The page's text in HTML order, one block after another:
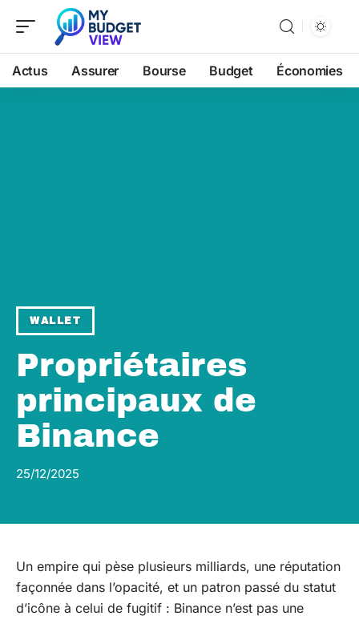
Actus Assurer Bourse Budget Économies
WALLET
Propriétaires
principaux de
Binance
25/12/2025
Un empire qui pèse plusieurs milliards, une réputation
façonnée dans l’opacité, et un patron passé du statut
d’icône à celui de fugitif : Binance n’est pas une